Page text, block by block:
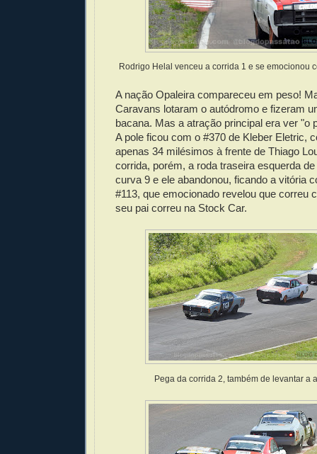
Rodrigo Helal venceu a corrida 1 e se emocionou
A nação Opaleira compareceu em peso!
Caravans lotaram o autódromo e fizeram
bacana. Mas a atração principal era ver "o
A pole ficou com o #370 de Kleber Eletric,
apenas 34 milésimos à frente de Thiago
corrida, porém, a roda traseira esquerda
curva 9 e ele abandonou, ficando a vitória
#113, que emocionado revelou que correu
seu pai correu na Stock Car.
Pega da corrida 2, também de levantar a